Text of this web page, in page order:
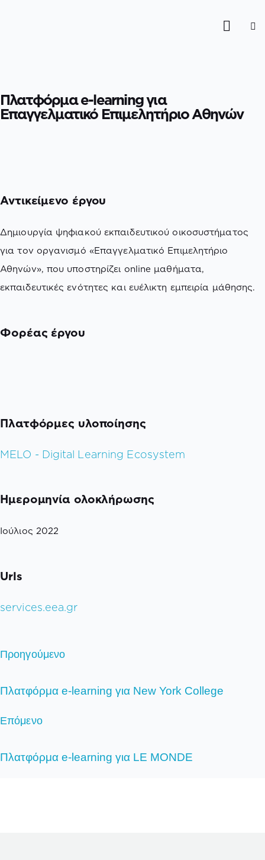
Πλατφόρμα e-learning για
Επαγγελματικό Επιμελητήριο Αθηνών
Αντικείμενο έργου
Δημιουργία ψηφιακού εκπαιδευτικού οικοσυστήματος
για τον οργανισμό «Επαγγελματικό Επιμελητήριο
Αθηνών», που υποστηρίζει online μαθήματα,
εκπαιδευτικές ενότητες και ευέλικτη εμπειρία μάθησης.
Φορέας έργου
Πλατφόρμες υλοποίησης
MELO - Digital Learning Ecosystem
Ημερομηνία ολοκλήρωσης
Ιούλιος 2022
Urls
services.eea.gr
Προηγούμενο
Πλατφόρμα e-learning για New York College
Επόμενο
Πλατφόρμα e-learning για LE MONDE